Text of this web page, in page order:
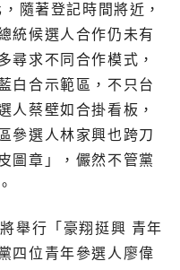
隨著登記時間將近，
統候選人合作仍未有
尋求不同合作模式，
白合示範區，不只台
人蔡壁如合掛看板，
參選人林家興也跨刀
圖章」，儼然不管黨
舉行「豪翔挺興 青年
四位青年參選人廖偉